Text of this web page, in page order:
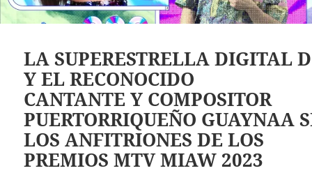
LA SUPERESTRELLA DIGITAL
Y EL RECONOCIDO
CANTANTE Y COMPOSITOR
PUERTORRIQUEÑO GUAYNAA
LOS ANFITRIONES DE LOS
PREMIOS MTV MIAW 2023